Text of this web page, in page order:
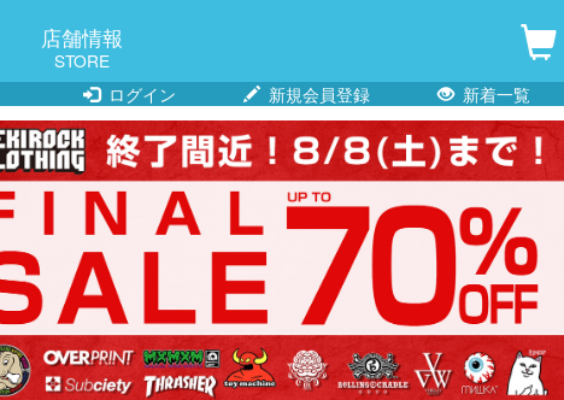
店舗情報
STORE
ログイン
新規会員登録 新着一覧